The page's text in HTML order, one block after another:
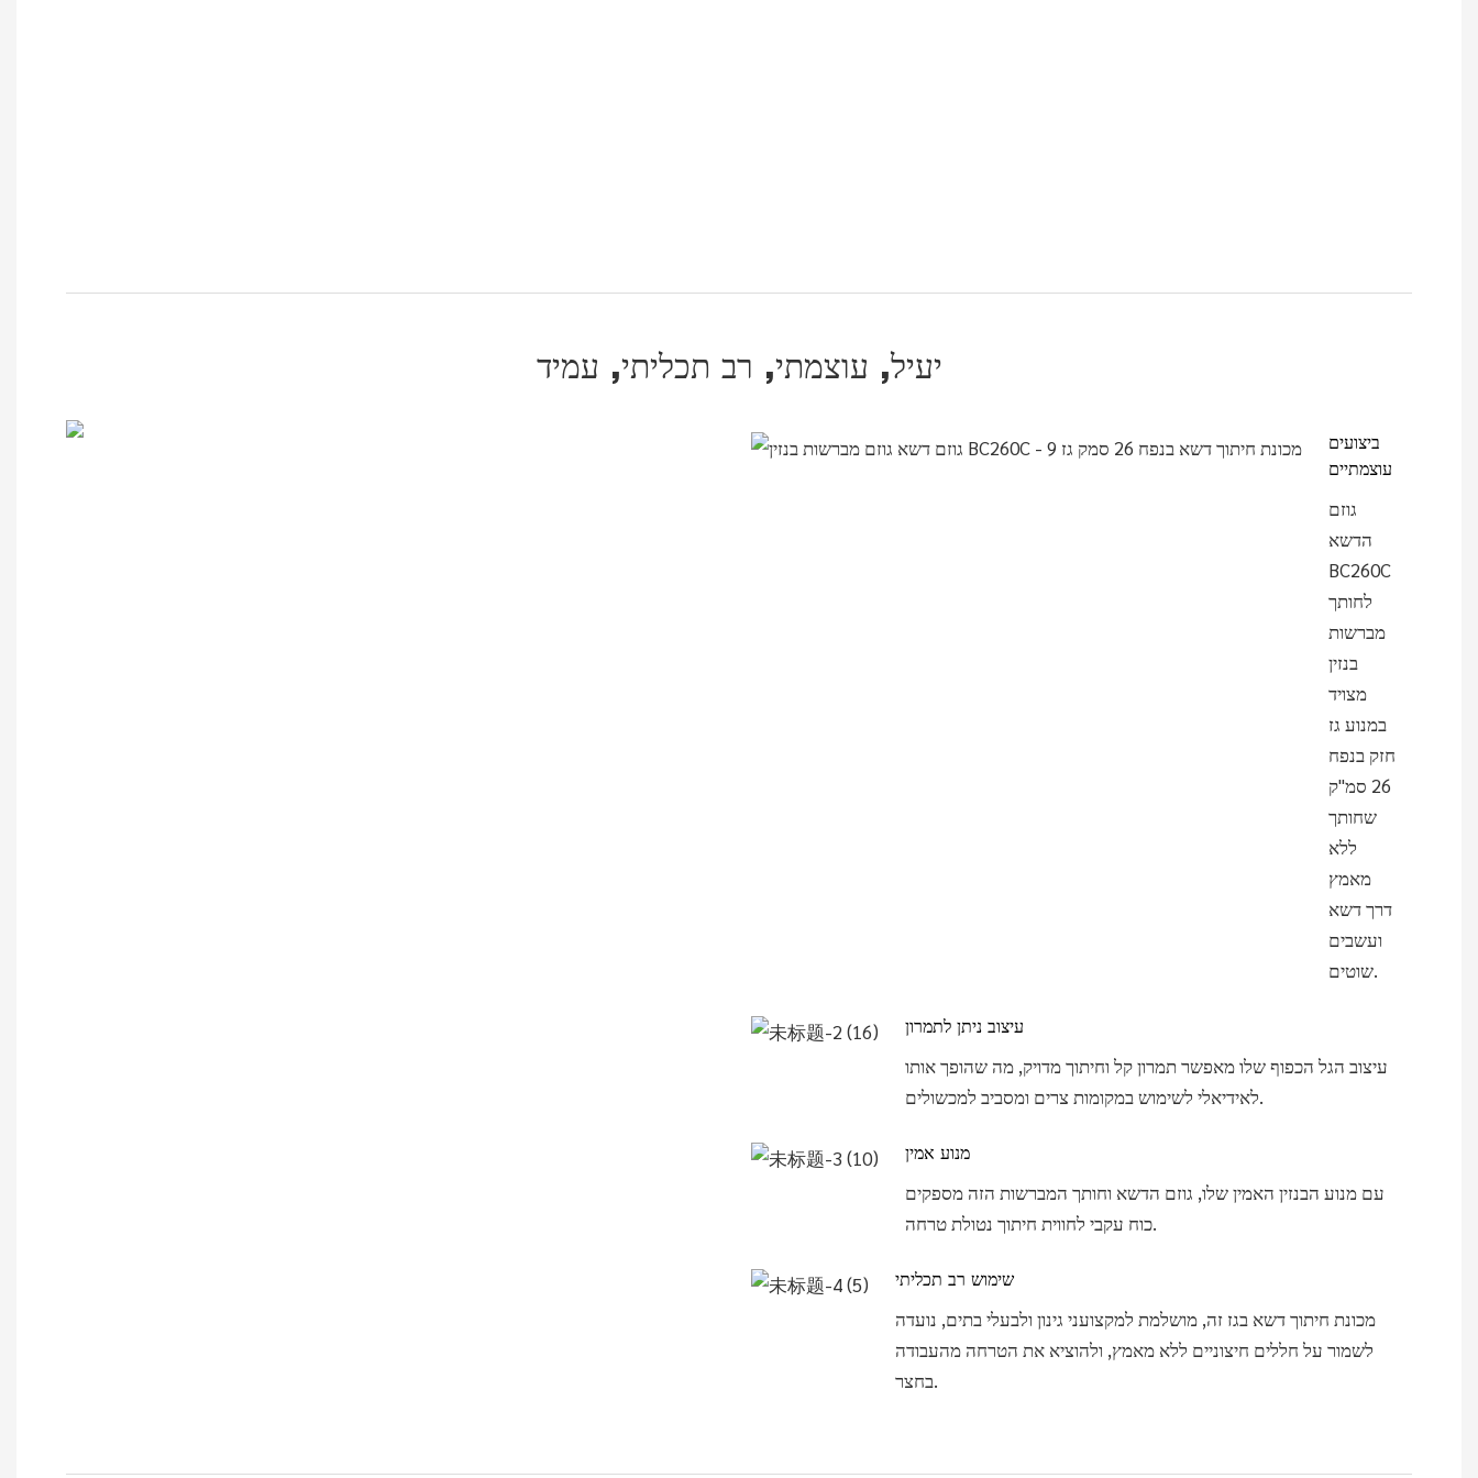
יעיל, עוצמתי, רב תכליתי, עמיד
ביצועים
עוצמתיים
גוזם
הדשא
BC260C
לחותך
מברשות
בנזין
מצויד
במנוע גז
חזק בנפח
26 סמ"ק
שחותך
ללא
מאמץ
דרך דשא
ועשבים
שוטים.
עיצוב ניתן לתמרון
עיצוב הגל הכפוף שלו מאפשר תמרון קל וחיתוך מדויק, מה שהופך אותו
לאידיאלי לשימוש במקומות צרים ומסביב למכשולים.
מנוע אמין
עם מנוע הבנזין האמין שלו, גוזם הדשא וחותך המברשות הזה מספקים
כוח עקבי לחווית חיתוך נטולת טרחה.
שימוש רב תכליתי
מכונת חיתוך דשא בגז זה, מושלמת למקצועני גינון ולבעלי בתים, נועדה
לשמור על חללים חיצוניים ללא מאמץ, ולהוציא את הטרחה מהעבודה
בחצר.